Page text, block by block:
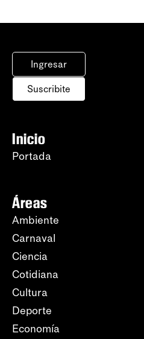
Ingresar
Suscribite
Inicio
Portada
Áreas
Ambiente
Carnaval
Ciencia
Cotidiana
Cultura
Deporte
Economía